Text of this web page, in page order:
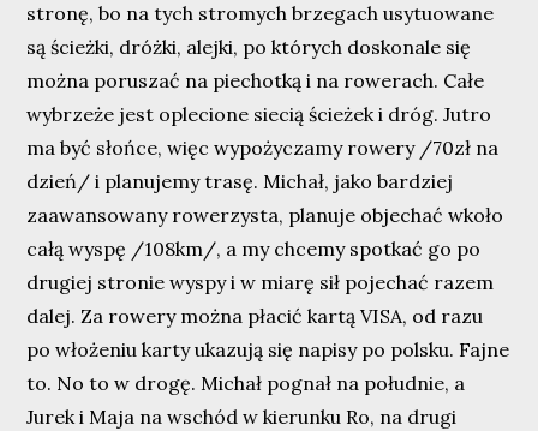
stronę, bo na tych stromych brzegach usytuowane
są ścieżki, dróżki, alejki, po których doskonale się
można poruszać na piechotką i na rowerach. Całe
wybrzeże jest oplecione siecią ścieżek i dróg. Jutro
ma być słońce, więc wypożyczamy rowery /70zł na
dzień/ i planujemy trasę. Michał, jako bardziej
zaawansowany rowerzysta, planuje objechać wkoło
całą wyspę /108km/, a my chcemy spotkać go po
drugiej stronie wyspy i w miarę sił pojechać razem
dalej. Za rowery można płacić kartą VISA, od razu
po włożeniu karty ukazują się napisy po polsku. Fajne
to. No to w drogę. Michał pognał na południe, a
Jurek i Maja na wschód w kierunku Ro, na drugi